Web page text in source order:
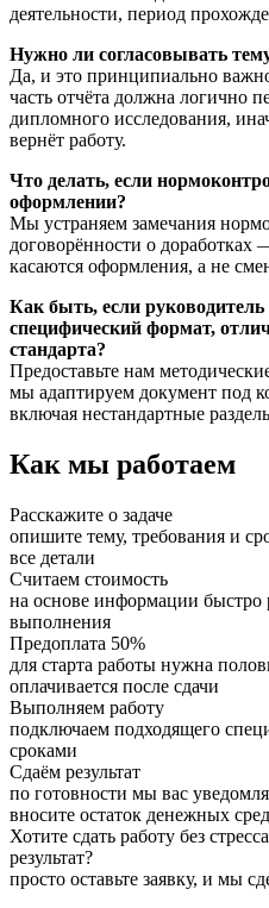
деятельности, период
Нужно ли согласовывать
Да, и это принципиально
часть отчёта должна логично
дипломного исследования,
вернёт работу.
Что делать, если
оформлении?
Мы устраняем замечания
договорённости о
касаются оформления, а не
Как быть, если
специфический формат,
стандарта?
Предоставьте нам
мы адаптируем документ под
включая нестандартные
Как мы работаем
Расскажите о задаче
опишите тему, требования и
все детали
Считаем стоимость
на основе информации быстро
выполнения
Предоплата 50%
для старта работы нужна
оплачивается после сдачи
Выполняем работу
подключаем подходящего
сроками
Сдаём результат
по готовности мы вас
вносите остаток денежных
Хотите сдать работу без
результат?
просто оставьте заявку, и мы